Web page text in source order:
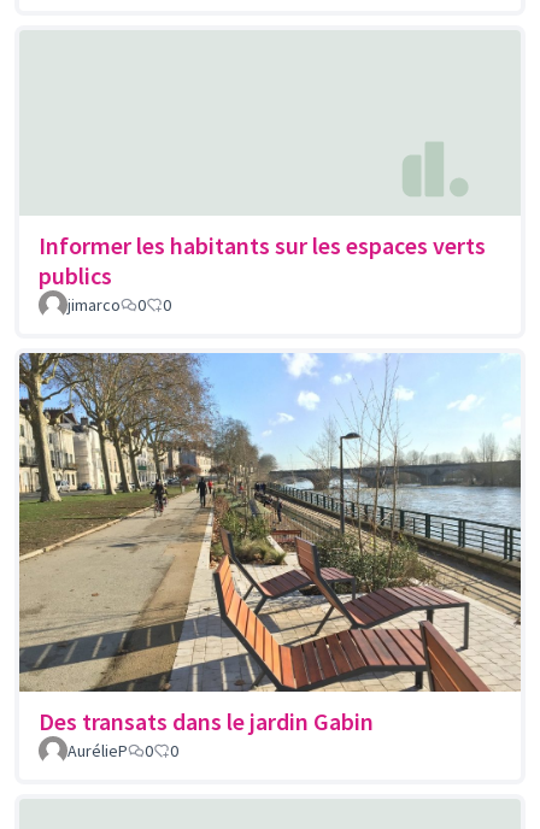
Informer les habitants sur les espaces verts
publics
jimarco 0 0
Des transats dans le jardin Gabin
AurélieP 0 0